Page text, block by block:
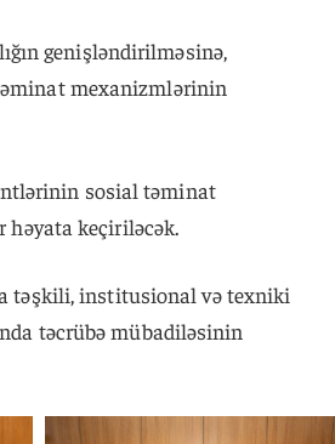
genişləndirilməsinə,
mexanizmlərinin
sosial təminat
həyata keçiriləcək.
təşkili, institusional və texniki
təcrübə mübadiləsinin